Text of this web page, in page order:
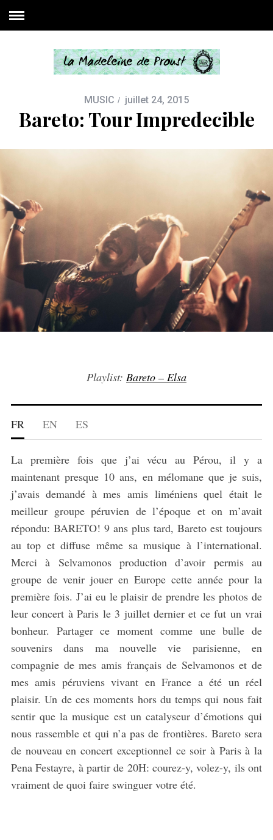
MUSIC juillet 24, 2015
Bareto: Tour Impredecible
Playlist: Bareto – Elsa
FR EN ES
La première fois que j’ai vécu au Pérou, il y a
maintenant presque 10 ans, en mélomane que je suis,
j’avais demandé à mes amis liméniens quel était le
meilleur groupe péruvien de l’époque et on m’avait
répondu: BARETO! 9 ans plus tard, Bareto est toujours
au top et diffuse même sa musique à l’international.
Merci à Selvamonos production d’avoir permis au
groupe de venir jouer en Europe cette année pour la
première fois. J’ai eu le plaisir de prendre les photos de
leur concert à Paris le 3 juillet dernier et ce fut un vrai
bonheur. Partager ce moment comme une bulle de
souvenirs dans ma nouvelle vie parisienne, en
compagnie de mes amis français de Selvamonos et de
mes amis péruviens vivant en France a été un réel
plaisir. Un de ces moments hors du temps qui nous fait
sentir que la musique est un catalyseur d’émotions qui
nous rassemble et qui n’a pas de frontières. Bareto sera
de nouveau en concert exceptionnel ce soir à Paris à la
Pena Festayre, à partir de 20H: courez-y, volez-y, ils ont
vraiment de quoi faire swinguer votre été.